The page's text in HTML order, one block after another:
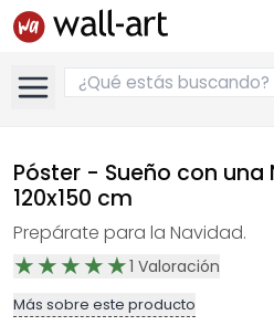
Póster - Sueño con
120x150 cm
Prepárate para la Navidad.
1 Valoración
Más sobre este producto